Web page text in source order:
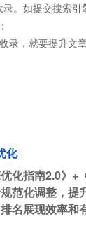
。如提交搜索引
录，就要提升文
化
化指南2.0》+
范化调整，提
名展现效率和